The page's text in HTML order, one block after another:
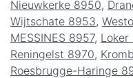
Nieuwkerke 8950,
Wijtschate 8953,
MESSINES 8957,
Reningelst 8970,
Roesbrugge-Haringe